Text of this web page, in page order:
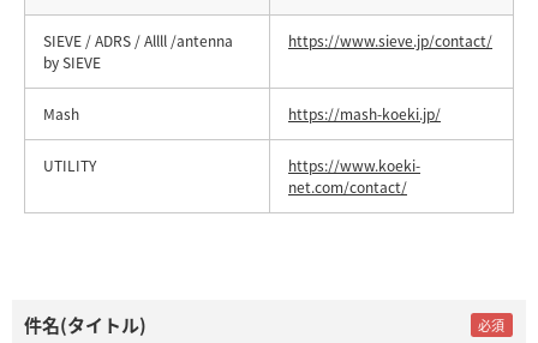
SIEVE / ADRS / Allll /antenna
by SIEVE
https://www.sieve.jp/contact/
Mash https://mash-koeki.jp/
UTILITY
https://www.koeki-
net.com/contact/
件名(タイトル)